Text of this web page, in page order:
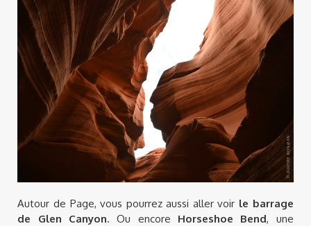
Autour de Page, vous pourrez aussi aller voir le barrage
de Glen Canyon. Ou encore Horseshoe Bend, une